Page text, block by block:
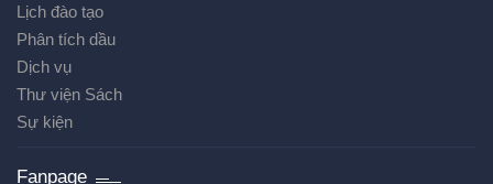
Lịch đào tạo
Phân tích dầu
Dịch vụ
Thư viện Sách
Sự kiện
Fanpage